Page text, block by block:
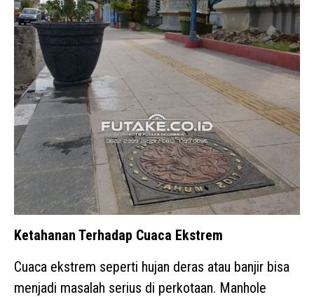
Ketahanan Terhadap Cuaca Ekstrem
Cuaca ekstrem seperti hujan deras atau banjir bisa
menjadi masalah serius di perkotaan. Manhole